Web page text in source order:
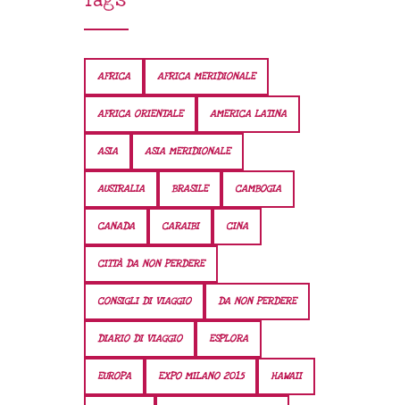
AFRICA AFRICA MERIDIONALE
AFRICA ORIENTALE AMERICA LATINA
ASIA ASIA MERIDIONALE
AUSTRALIA BRASILE CAMBOGIA
CANADA CARAIBI CINA
CITTÀ DA NON PERDERE
CONSIGLI DI VIAGGIO DA NON PERDERE
DIARIO DI VIAGGIO ESPLORA
EUROPA EXPO MILANO 2015 HAWAII